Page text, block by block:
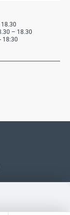
18.30
– 18.30
18:30